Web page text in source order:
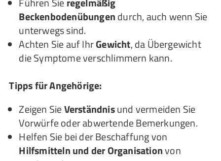
Beckenbodenübungendurch, auch wenn Sie
unterwegs sind.
Achten Sie auf IhrGewicht, da Übergewicht
die Symptome verschlimmern kann.
Tipps für Angehörige:
Zeigen SieVerständnisund vermeiden Sie
Vorwürfe oder abwertende Bemerkungen.
Helfen Sie bei der Beschaffung von
Hilfsmitteln und der Organisationvon